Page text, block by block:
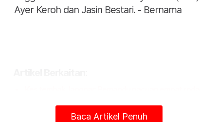
Ayer Keroh dan Jasin Bestari. - Bernama
Dua lelaki lepaskan tembakan dirempuh pacuan
Baca Artikel Penuh